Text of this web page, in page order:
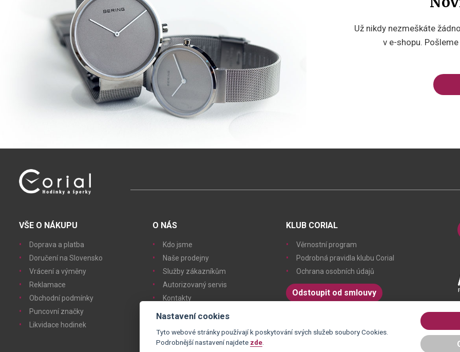
Už nikdy nezmeškáte
v e-shopu.
VŠE O NÁKUPU
Doprava a platba
Doručení na Slovensko
Vrácení a výměny
Reklamace
Obchodní podmínky
Puncovní značky
Likvidace hodinek
O NÁS
Kdo jsme
Naše prodejny
Služby zákazníkům
Autorizovaný servis
Kontakty
KLUB CORIAL
Věrnostní program
Podrobná pravidla klubu Corial
Ochrana osobních údajů
Odstoupit od smlouvy
Nastavení cookies
Tyto webové stránky používají k poskytování svých služeb soubory Cookies.
Podrobnější nastavení najdete zde.